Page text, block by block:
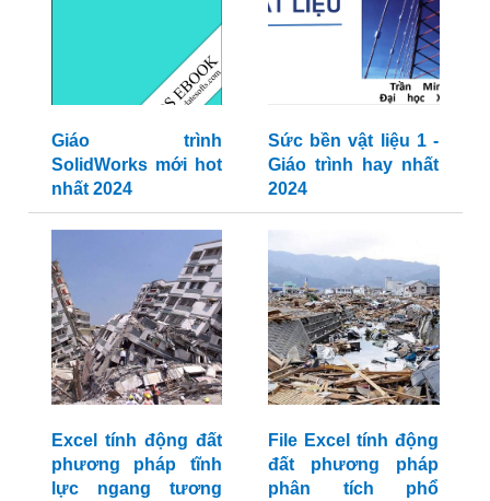
Giáo trình
SolidWorks mới hot
nhất 2024
Sức bền vật liệu 1 -
Giáo trình hay nhất
2024
Excel tính động đất
phương pháp tĩnh
lực ngang tương
File Excel tính động
đất phương pháp
phân tích phổ